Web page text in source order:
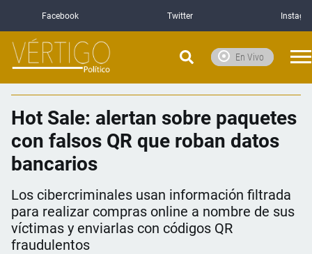
Facebook Twitter
En Vivo
Hot Sale: alertan sobre paquetes
con falsos QR que roban datos
bancarios
Los cibercriminales usan información filtrada
para realizar compras online a nombre de sus
víctimas y enviarlas con códigos QR
fraudulentos